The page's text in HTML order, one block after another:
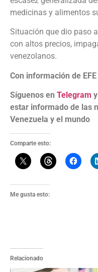
medicinas y alimentos
Situación que dio paso
con altos precios,
venezolanos.
Con información de EFE
Síguenos en Telegram
estar informado de las
Venezuela y el mundo
Comparte esto:
Me gusta esto:
Relacionado